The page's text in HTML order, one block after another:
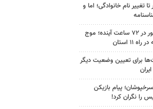
تغییر نام خانوادگی؛ اما و
وضعیت جوی کشور در ۷۲ ساعت آینده؛ موج
استان
برای تعیین وضعیت دیگر
پیام بازیکن
را نگران کرد!